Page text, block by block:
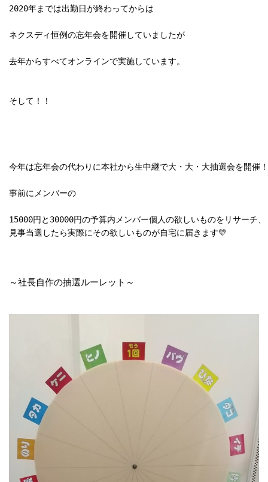
2020年までは出勤日が終わってからは
ネクスディ恒例の忘年会を開催していましたが
去年からすべてオンラインで実施しています。
そして！！
今年は忘年会の代わりに本社から生中継で大・大・大抽選会を開催
事前にメンバーの
15000円と30000円の予算内メンバー個人の欲しいものをリサーチ、
見事当選したら実際にその欲しいものが自宅に届きます💛
～社長自作の抽選ルーレット～